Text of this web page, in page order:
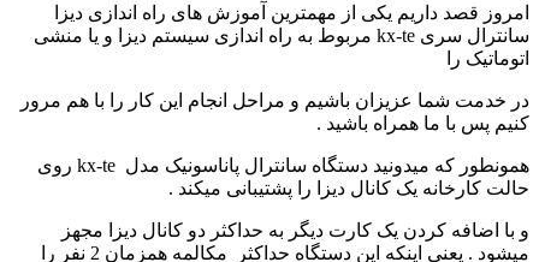
امروز قصد داریم یکی از مهمترین آموزش های راه اندازی دیزا
سانترال سری kx-te مربوط به راه اندازی سیستم دیزا و یا منشی
اتوماتیک را
در خدمت شما عزیزان باشیم و مراحل انجام این کار را با هم مرور
کنیم پس با ما همراه باشید .
همونطور که میدونید دستگاه سانترال پاناسونیک مدل kx-te روی
حالت کارخانه یک کانال دیزا را پشتیبانی میکند .
و با اضافه کردن یک کارت دیگر به حداکثر دو کانال دیزا مجهز
میشود . یعنی اینکه این دستگاه حداکثر مکالمه همزمان 2 نفر را